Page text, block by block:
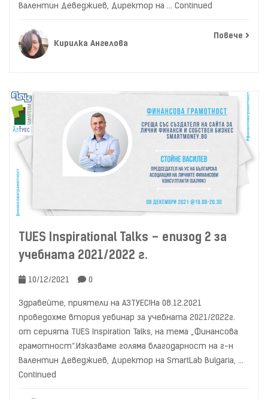
Валентин Деведжиев, Директор на … Continued
Кирилка Ангелова
Повече
TUES Inspirational Talks – епизод 2 за
учебната 2021/2022 г.
10/12/2021 0
Здравейте, приятели на АЗТУЕС!На 08.12.2021
проведохме втория уебинар за учебната 2021/2022г.
от серията TUES Inspiration Talks, на тема „Финансова
грамотност“.Изказваме голяма благодарност на г-н
Валентин Деведжиев, Директор на SmartLab Bulgaria, …
Continued